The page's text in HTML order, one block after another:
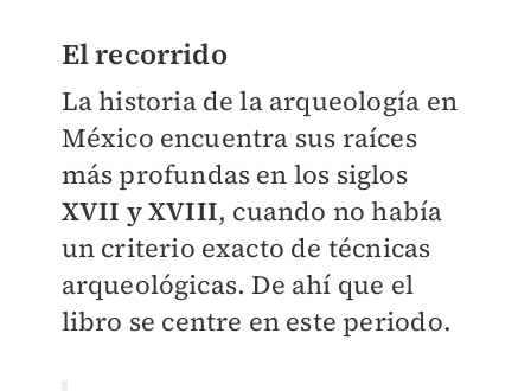
El recorrido
La historia de la arqueología en
México encuentra sus raíces
más profundas en los siglos
XVII y XVIII, cuando no había
un criterio exacto de técnicas
arqueológicas. De ahí que el
libro se centre en este periodo.